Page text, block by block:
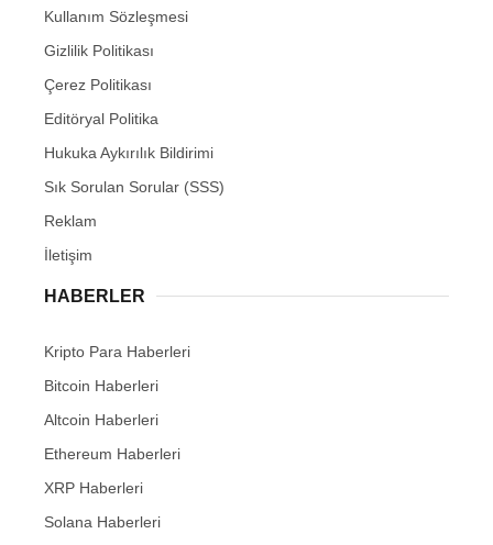
Kullanım Sözleşmesi
Gizlilik Politikası
Çerez Politikası
Editöryal Politika
Hukuka Aykırılık Bildirimi
Sık Sorulan Sorular (SSS)
Reklam
İletişim
HABERLER
Kripto Para Haberleri
Bitcoin Haberleri
Altcoin Haberleri
Ethereum Haberleri
XRP Haberleri
Solana Haberleri